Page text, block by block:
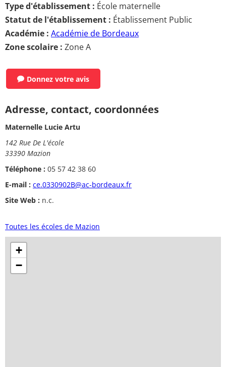
Type d'établissement : École maternelle
Statut de l'établissement : Établissement Public
Académie : Académie de Bordeaux
Zone scolaire : Zone A
Donnez votre avis
Adresse, contact, coordonnées
Maternelle Lucie Artu
142 Rue De L'école
33390 Mazion
Téléphone : 05 57 42 38 60
E-mail : ce.0330902B@ac-bordeaux.fr
Site Web : n.c.
Toutes les écoles de Mazion
+
−